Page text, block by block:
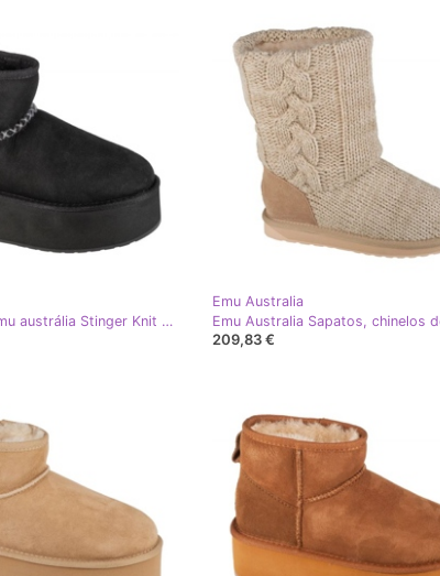
Emu Australia Emu austrália Stinger Knit FlatForm W13143-BLAK Shoes preto
Emu Australia
209,83 €